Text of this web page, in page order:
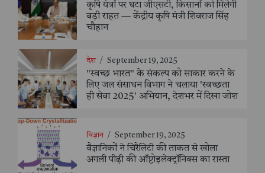
कृषि यंत्रों पर घटा जीएसटी, किसानों को मिलेगी
बड़ी राहत — केंद्रीय कृषि मंत्री शिवराज सिंह
चौहान
देश / September 19, 2025
"स्वच्छ भारत" के संकल्प को साकार करने के
लिए जल संसाधन विभाग ने चलाया 'स्वच्छता
ही सेवा 2025' अभियान, देशभर में दिखा जोश
विज्ञान / September 19, 2025
वैज्ञानिकों ने चिरैलिटी की ताकत से खोला
अगली पीढ़ी की ऑप्टोइलेक्ट्रॉनिक्स का रास्ता